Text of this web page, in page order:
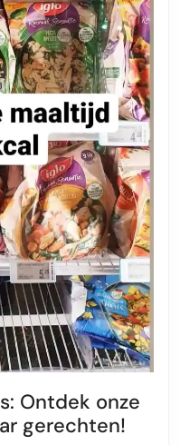
Ontdek onze
gerechten!